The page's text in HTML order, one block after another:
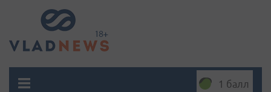
1 балл